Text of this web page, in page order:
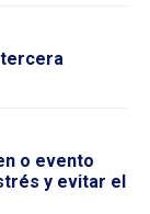
tercera
o evento
y evitar el